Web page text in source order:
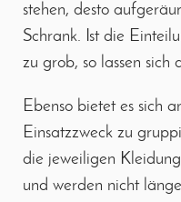
stehen, desto
Schrank. Ist die
zu grob, so lassen sich
Ebenso bietet es sich
Einsatzzweck zu
die jeweiligen
und werden nicht